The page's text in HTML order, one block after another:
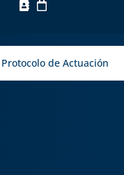
Protocolo de Actuación